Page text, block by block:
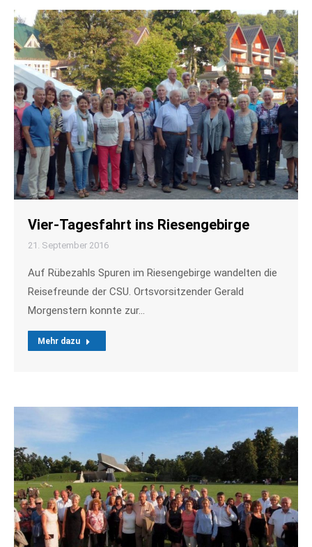
Vier-Tagesfahrt ins Riesengebirge
21. September 2016
Auf Rübezahls Spuren im Riesengebirge wandelten die
Reisefreunde der CSU. Ortsvorsitzender Gerald
Morgenstern konnte zur…
Mehr dazu